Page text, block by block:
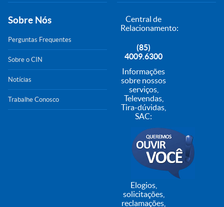
Sobre Nós
Perguntas Frequentes
Sobre o CIN
Notícias
Trabalhe Conosco
Central de
Relacionamento:
(85)
4009.6300
Informações
sobre nossos
serviços,
Televendas,
Tira-dúvidas,
SAC:
Elogios,
solicitações,
reclamações,